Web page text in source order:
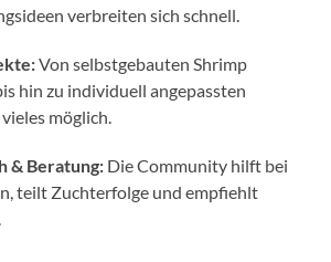
verbreiten sich schnell.
Von selbstgebauten Shrimp
hin zu individuell angepassten
möglich.
& Beratung: Die Community hilft bei
teilt Zuchterfolge und empfiehlt